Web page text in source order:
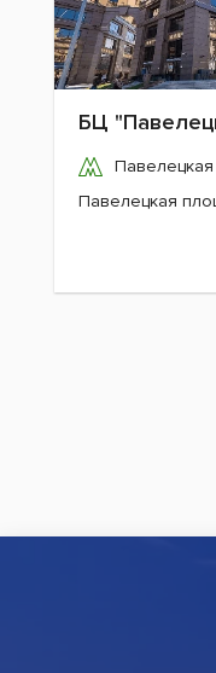
БЦ
Павелецкая
Павелецкая